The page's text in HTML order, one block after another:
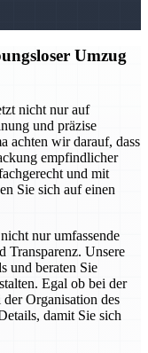
Umzug
nicht nur auf
und präzise
achten wir darauf, dass
empfindlicher
und mit
Sie sich auf einen
nur umfassende
Transparenz. Unsere
und beraten Sie
Egal ob bei der
Organisation des
damit Sie sich